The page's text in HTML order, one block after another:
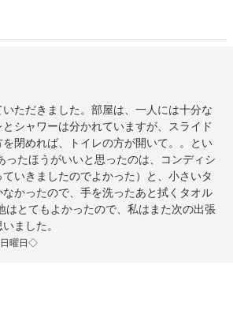
ただきました。部屋は、一人には十分な
シャワーは分かれていますが、スライド
を閉めれば、トイレの方が開いて。。とい
ったほうがいいと思ったのは、コンディシ
いきましたのでよかった）と、小さいタ
かったので、手を洗ったあと拭くタオル
はとてもよかったので、私はまた次の出張
ました。
曜日◇